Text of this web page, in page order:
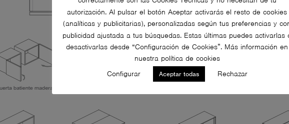
autorización. Al pulsar el botón Aceptar activarás el resto de cookies
(analíticas y publicitarias), personalizadas según tus preferencias y
publicidad ajustada a tus búsquedas. Estas últimas puedes activarlas
desactivarlas desde “Configuración de Cookies”. Más información en
nuestra política de cookies
Configurar
Aceptar todas Rechazar